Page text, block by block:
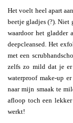
Het voelt heel apart
beetje gladjes (?). Niet
waardoor het gladder
deepcleansed. Het
met een
zelfs zo mild dat je
waterproof make-up
naar mijn smaak te
afloop toch een
werkt!